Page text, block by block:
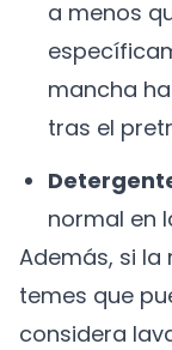
a menos
mancha
tras el
normal en
Además, si
temes que
considera